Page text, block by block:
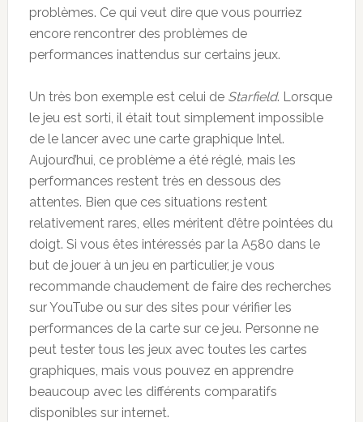
problèmes. Ce qui veut dire que vous pourriez
encore rencontrer des problèmes de
performances inattendus sur certains jeux.
Un très bon exemple est celui de Starfield. Lorsque
le jeu est sorti, il était tout simplement impossible
de le lancer avec une carte graphique Intel.
Aujourd’hui, ce problème a été réglé, mais les
performances restent très en dessous des
attentes. Bien que ces situations restent
relativement rares, elles méritent d’être pointées du
doigt. Si vous êtes intéressés par la A580 dans le
but de jouer à un jeu en particulier, je vous
recommande chaudement de faire des recherches
sur YouTube ou sur des sites pour vérifier les
performances de la carte sur ce jeu. Personne ne
peut tester tous les jeux avec toutes les cartes
graphiques, mais vous pouvez en apprendre
beaucoup avec les différents comparatifs
disponibles sur internet.